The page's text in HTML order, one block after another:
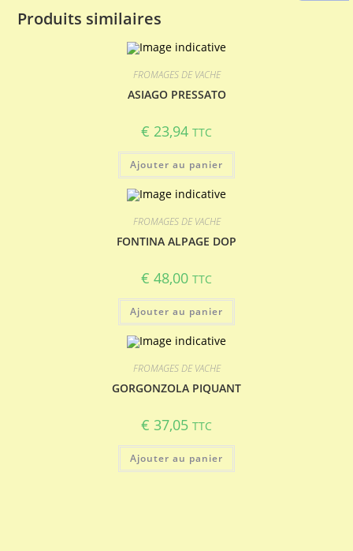
Produits similaires
FROMAGES DE VACHE
ASIAGO PRESSATO
€ 23,94 TTC
Ajouter au panier
FROMAGES DE VACHE
FONTINA ALPAGE DOP
€ 48,00 TTC
Ajouter au panier
FROMAGES DE VACHE
GORGONZOLA PIQUANT
€ 37,05 TTC
Ajouter au panier